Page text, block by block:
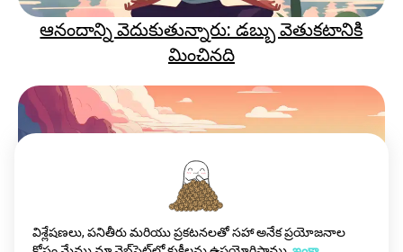
ఆనందాన్ని వెదుకుతున్నారు: డబ్బు వెతుకటానికి
మించినది
విశ్లేషణలు, పనితీరు మరియు ప్రకటనలతో సహా అనేక ప్రయోజనాల